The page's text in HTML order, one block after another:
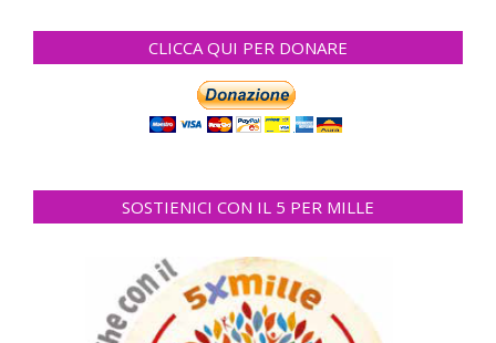
CLICCA QUI PER DONARE
SOSTIENICI CON IL 5 PER MILLE